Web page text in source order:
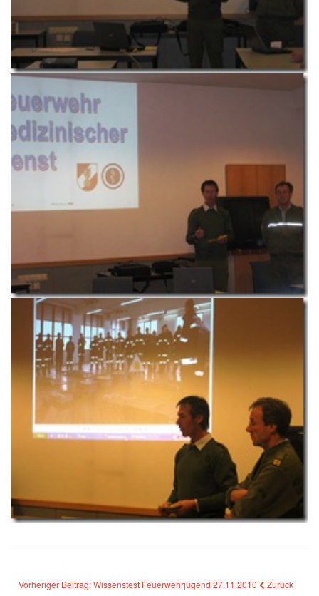
Vorheriger Beitrag: Wissenstest Feuerwehrjugend 27.11.2010 Zurück